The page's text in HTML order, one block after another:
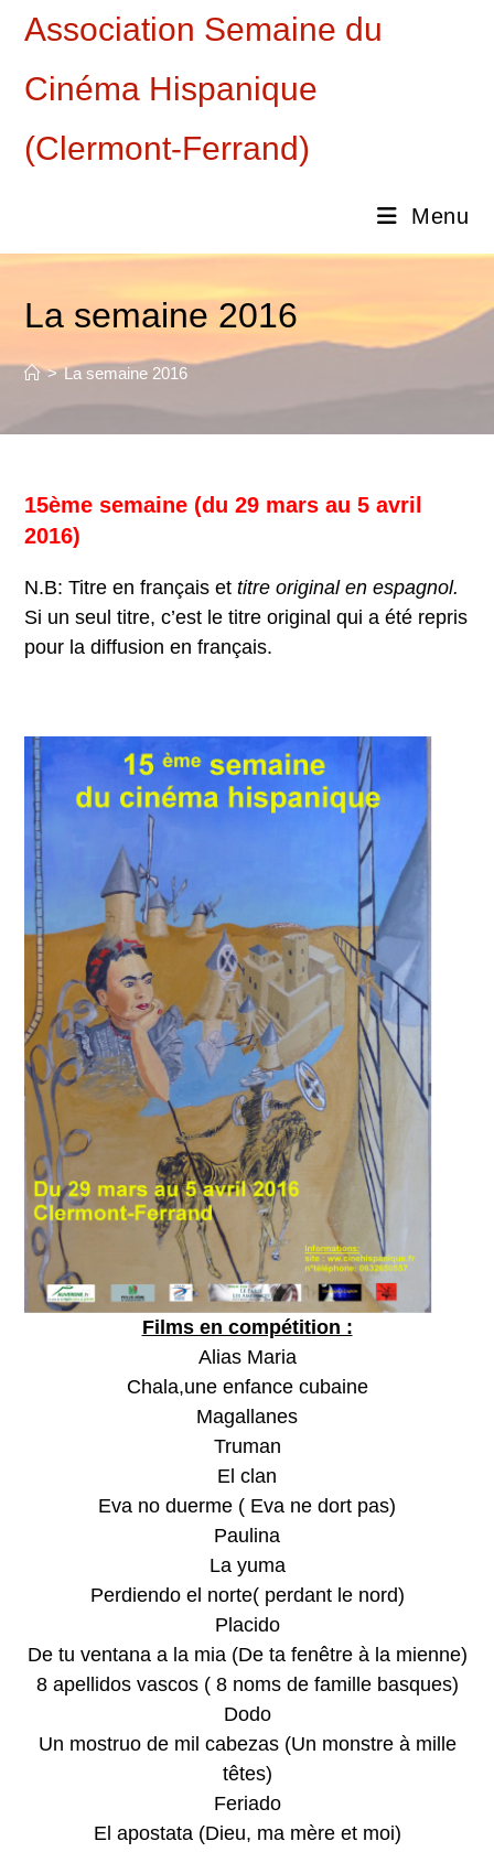
Association Semaine du
Cinéma Hispanique
(Clermont-Ferrand)
Menu
La semaine 2016
> La semaine 2016
15ème semaine (du 29 mars au 5 avril
2016)
N.B: Titre en français ettitre original en espagnol.
Si un seul titre, c’est le titre original qui a été repris
pour la diffusion en français.
Films en compétition :
Alias Maria
Chala,une enfance cubaine
Magallanes
Truman
El clan
Eva no duerme ( Eva ne dort pas)
Paulina
La yuma
Perdiendo el norte( perdant le nord)
Placido
De tu ventana a la mia (De ta fenêtre à la mienne)
8 apellidos vascos ( 8 noms de famille basques)
Dodo
Un mostruo de mil cabezas (Un monstre à mille
têtes)
Feriado
El apostata (Dieu, ma mère et moi)